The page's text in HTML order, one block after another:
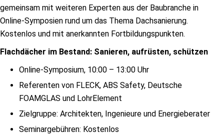
gemeinsam mit weiteren Experten aus der Baubranche in
Online-Symposien rund um das Thema Dachsanierung.
Kostenlos und mit anerkannten Fortbildungspunkten.
Flachdächer im Bestand: Sanieren, aufrüsten, schützen
Online-Symposium, 10:00 – 13:00 Uhr
Referenten von FLECK, ABS Safety, Deutsche
FOAMGLAS und LohrElement
Zielgruppe: Architekten, Ingenieure und Energieberater
Seminargebühren: Kostenlos